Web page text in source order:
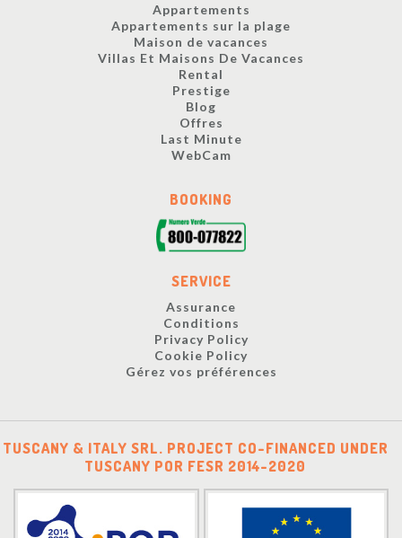
Appartements
Appartements sur la plage
Maison de vacances
Villas Et Maisons De Vacances
Rental
Prestige
Blog
Offres
Last Minute
WebCam
BOOKING
SERVICE
Assurance
Conditions
Privacy Policy
Cookie Policy
Gérez vos préférences
TUSCANY & ITALY SRL. PROJECT CO-FINANCED UNDER
TUSCANY POR FESR 2014-2020